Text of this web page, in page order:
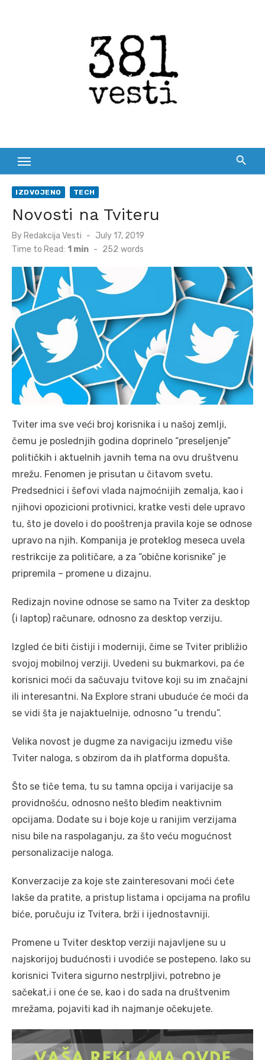
IZDVOJENO TECH
Novosti na Tviteru
By Redakcija Vesti
Posted
on
July 17, 2019
Time to Read: 1 min - 252 words
Tviter ima sve veći broj korisnika i u našoj zemlji,
čemu je poslednjih godina doprinelo “preseljenje”
političkih i aktuelnih javnih tema na ovu društvenu
mrežu. Fenomen je prisutan u čitavom svetu.
Predsednici i šefovi vlada najmoćnijih zemalja, kao i
njihovi opozicioni protivnici, kratke vesti dele upravo
tu, što je dovelo i do pooštrenja pravila koje se odnose
upravo na njih. Kompanija je proteklog meseca uvela
restrikcije za političare, a za “obične korisnike” je
pripremila – promene u dizajnu.
Redizajn novine odnose se samo na Tviter za desktop
(i laptop) računare, odnosno za desktop verziju.
Izgled će biti čistiji i moderniji, čime se Tviter približio
svojoj mobilnoj verziji. Uvedeni su bukmarkovi, pa će
korisnici moći da sačuvaju tvitove koji su im značajni
ili interesantni. Na Explore strani ubuduće će moći da
se vidi šta je najaktuelnije, odnosno “u trendu”.
Velika novost je dugme za navigaciju između više
Tviter naloga, s obzirom da ih platforma dopušta.
Što se tiče tema, tu su tamna opcija i varijacije sa
providnošću, odnosno nešto bleđim neaktivnim
opcijama. Dodate su i boje koje u ranijim verzijama
nisu bile na raspolaganju, za što veću mogućnost
personalizacije naloga.
Konverzacije za koje ste zainteresovani moći ćete
lakše da pratite, a pristup listama i opcijama na profilu
biće, poručuju iz Tvitera, brži i ijednostavniji.
Promene u Tviter desktop verziji najavljene su u
najskorijoj budućnosti i uvodiće se postepeno. Iako su
korisnici Tvitera sigurno nestrpljivi, potrebno je
sačekat,i i one će se, kao i do sada na društvenim
mrežama, pojaviti kad ih najmanje očekujete.